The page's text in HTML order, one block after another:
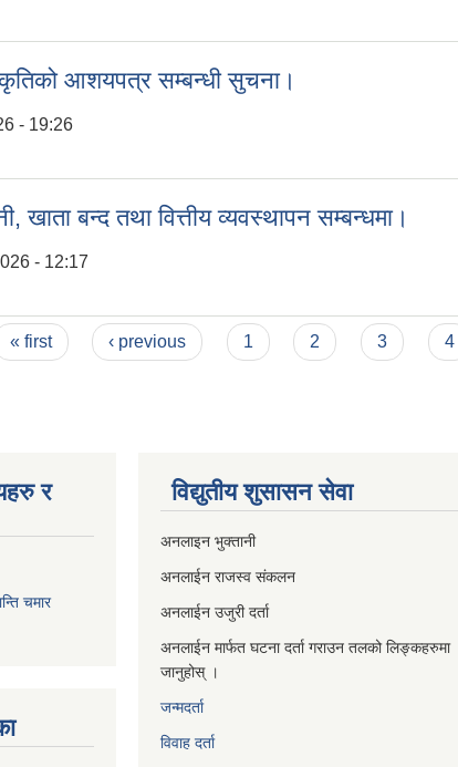
आशयपत्र सम्बन्धी सुचना।
- 19:26
खाता बन्द तथा वित्तीय व्यवस्थापन सम्बन्धमा।
- 12:17
« first ‹ previous 1 2 3 4
र
चमार
विद्युतीय शुसासन सेवा
अनलाइन भुक्तानी
अनलाईन राजस्व संकलन
अनलाईन उजुरी दर्ता
अनलाईन मार्फत घटना दर्ता गराउन तलको लिङ्कहरुमा
जानुहोस् ।
जन्मदर्ता
विवाह दर्ता